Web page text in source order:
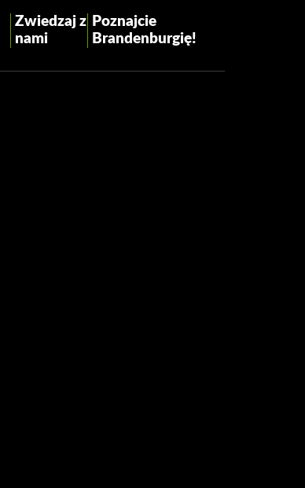
Zwiedzaj z
nami
Poznajcie
Brandenburgię!